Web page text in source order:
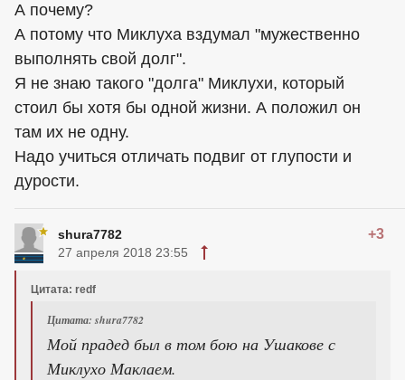
А почему?
А потому что Миклуха вздумал "мужественно
выполнять свой долг".
Я не знаю такого "долга" Миклухи, который
стоил бы хотя бы одной жизни. А положил он
там их не одну.
Надо учиться отличать подвиг от глупости и
дурости.
shura7782 +3
27 апреля 2018 23:55
Цитата: redf
Цитата: shura7782
Мой прадед был в том бою на Ушакове с
Миклухо Маклаем.